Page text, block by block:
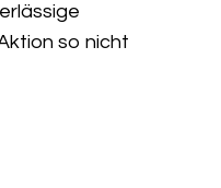
so nicht